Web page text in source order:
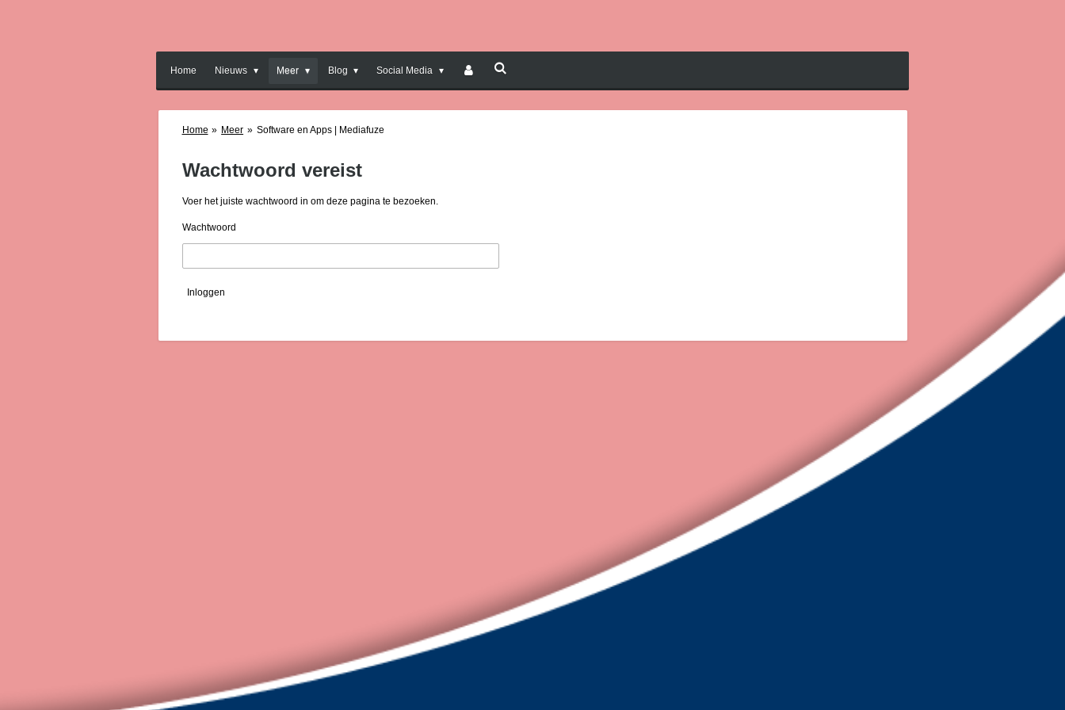
Home Nieuws Meer Blog Social Media
Home » Meer » Software en Apps | Mediafuze
Wachtwoord vereist
Voer het juiste wachtwoord in om deze pagina te bezoeken.
Wachtwoord
Inloggen